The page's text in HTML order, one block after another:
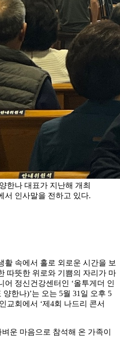
한나 대표가 지난해 개최
서 인사말을 전하고 있다.
활 속에서 홀로 외로운 시간을 보
따뜻한 위로와 기쁨의 자리가 마
어 정신건강센터인 ‘올투게더 인
양한나)’는 오는 5월 31일 오후 5
교회에서 ‘제4회 나드리 콘서
운 마음으로 참석해 온 가족이